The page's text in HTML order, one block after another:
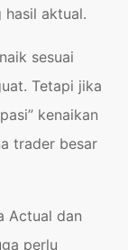
aktual.
sesuai
Tetapi jika
kenaikan
trader besar
Actual dan
perlu